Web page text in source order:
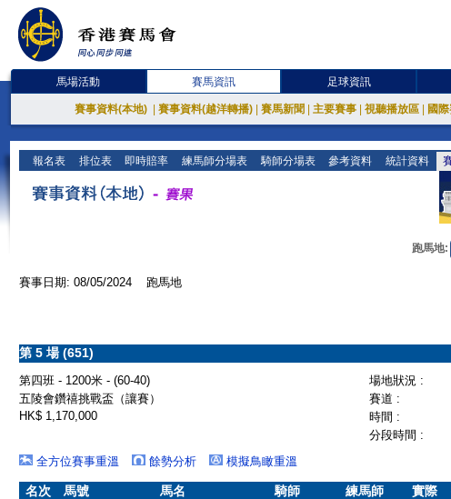
馬場活動 賽馬資訊 足球資訊
賽事資料(本地) 賽事資料(越洋轉播) 賽馬新聞 主要賽事 視聽播放區 國
報名表 排位表 即時賠率 練馬師分場表 騎師分場表 參考資料 統計資料
跑馬地:
賽事日期: 08/05/2024 跑馬地
第 5 場 (651)
第四班 - 1200米 - (60-40) 場地狀況 :
五陵會鑽禧挑戰盃（讓賽）
賽道 :
HK$ 1,170,000
時間 :
分段時間 :
全方位賽事重溫 餘勢分析 模擬鳥瞰重溫
名次 馬號 馬名 騎師 練馬師
實際